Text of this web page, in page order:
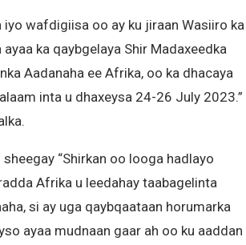
iyo wafdigiisa oo ay ku jiraan Wasiiro ka
ka qaybgelaya Shir Madaxeedka
Aadanaha ee Afrika, oo ka dhacaya
inta u dhaxeysa 24-26 July 2023.”
“Shirkan oo looga hadlayo
Afrika u leedahay taabagelinta
si ay uga qaybqaataan horumarka
ayaa mudnaan gaar ah oo ku aaddan